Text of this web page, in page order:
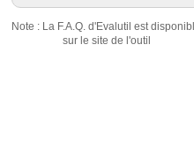
Note : La F.A.Q. d'Evalutil est
sur le site de l'outil